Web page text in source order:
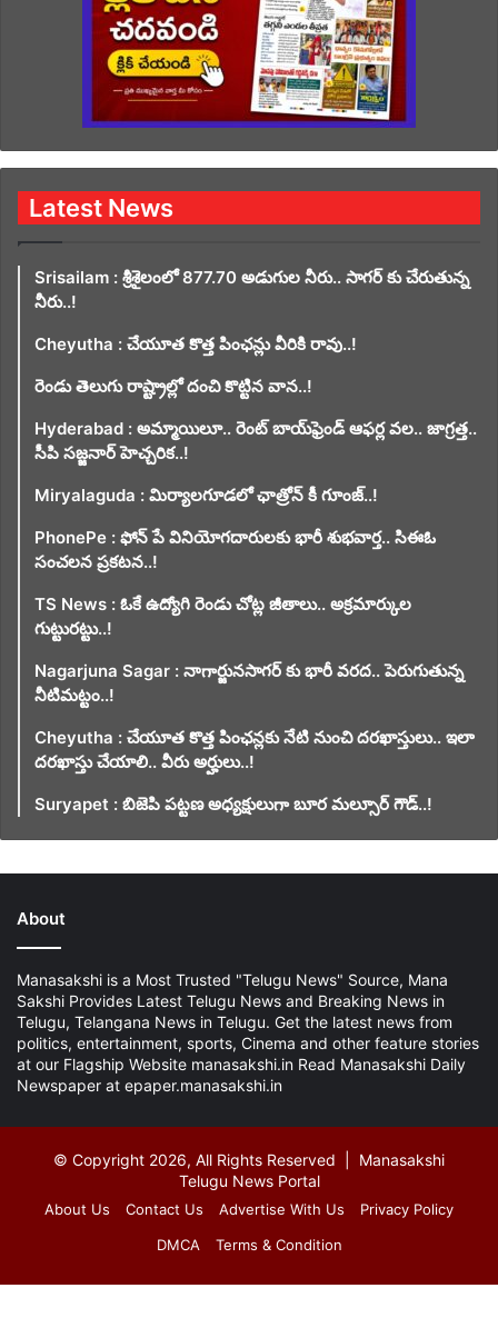
Latest News
Srisailam : శ్రీశైలంలో 877.70 అడుగుల నీరు.. సాగర్ కు చేరుతున్న
నీరు..!
Cheyutha : చేయూత కొత్త పింఛన్లు వీరికి రావు..!
రెండు తెలుగు రాష్ట్రాల్లో దంచి కొట్టిన వాన..!
Hyderabad : అమ్మాయిలూ.. రెంట్ బాయ్‌ఫ్రెండ్ ఆఫర్ల వల.. జాగ్రత్త..
సీపి సజ్జనార్ హెచ్చరిక..!
Miryalaguda : మిర్యాలగూడలో ఛాత్రోన్ కీ గూంజ్..!
PhonePe : ఫోన్ పే వినియోగదారులకు భారీ శుభవార్త.. సిఈఓ
సంచలన ప్రకటన..!
TS News : ఓకే ఉద్యోగి రెండు చోట్ల జీతాలు.. అక్రమార్కుల
గుట్టురట్టు..!
Nagarjuna Sagar : నాగార్జునసాగర్ కు భారీ వరద.. పెరుగుతున్న
నీటిమట్టం..!
Cheyutha : చేయూత కొత్త పింఛన్లకు నేటి నుంచి దరఖాస్తులు.. ఇలా
దరఖాస్తు చేయాలి.. వీరు అర్హులు..!
Suryapet : బిజెపి పట్టణ అధ్యక్షులుగా బూర మల్సూర్ గౌడ్..!
About
Manasakshi is a Most Trusted "Telugu News" Source, Mana
Sakshi Provides Latest Telugu News and Breaking News in
Telugu, Telangana News in Telugu. Get the latest news from
politics, entertainment, sports, Cinema and other feature stories
at our Flagship Website manasakshi.in Read Manasakshi Daily
Newspaper at epaper.manasakshi.in
© Copyright 2026, All Rights Reserved | Manasakshi
Telugu News Portal
About Us Contact Us Advertise With Us
Privacy Policy
DMCA
Terms & Condition